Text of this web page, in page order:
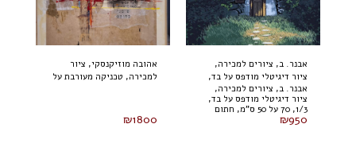
אבנר. ב, ציורים למכירה,
ציור דיגיטלי מודפס על בד,
1/3, 70 על 50 ס"מ, חתום
אבנר. ב, ציורים למכירה,
ציור דיגיטלי מודפס על בד,
1/3, 70 על 50 ס"מ, חתום
₪950
אהובה מוזיקנסקי, ציור
למכירה, טכניקה מעורבת על
₪1800